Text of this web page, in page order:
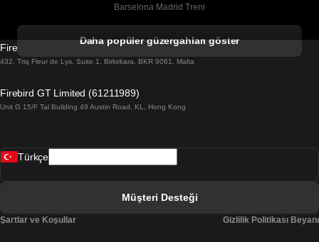
Barselona Madrid Treni
Barselona Sevilla Treni
Belfast Dublin Treni
Daha popüler güzergahları göster
Firebird GT Limited (OC 1451)
432, Triq Fleur de Lys, Suite 1, Birkirkara, BKR 9061, Malta
Firebird GT Limited (61211989)
Unit G 15/F Tal Building 49 Austin Road, KL, Hong Kong
Türkçe
Müşteri Desteği
Şartlar ve Koşullar Gizlilik Politikası Beyanı